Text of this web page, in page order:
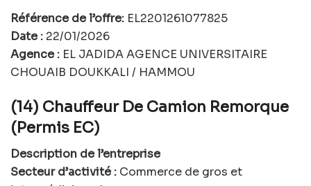
Référence de l’offre: EL2201261077825
Date : 22/01/2026
Agence : EL JADIDA AGENCE UNIVERSITAIRE
CHOUAIB DOUKKALI / HAMMOU
(14) Chauffeur De Camion Remorque
(Permis EC)
Description de l’entreprise
Secteur d’activité : Commerce de gros et